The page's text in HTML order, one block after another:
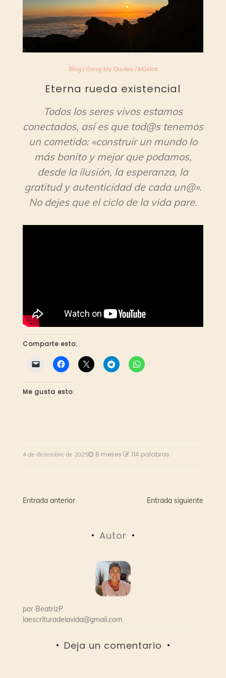
Blog/ Gong-My Quotes/ Música
Eterna rueda existencial
Todos los seres vivos estamos
conectados, así es que tod@s tenemos
un cometido: «construir un mundo lo
más bonito y mejor que podamos,
desde la ilusión, la esperanza, la
gratitud y autenticidad de cada un@».
No dejes que el ciclo de la vida pare.
Comparte esto:
Me gusta esto:
4 de diciembre de 2025 8 meses 114 palabras
Navegación
entradas
Entrada anterior Entrada siguiente
Autor
por BeatrizP
laescrituradelavida@gmail.com
Deja un comentario